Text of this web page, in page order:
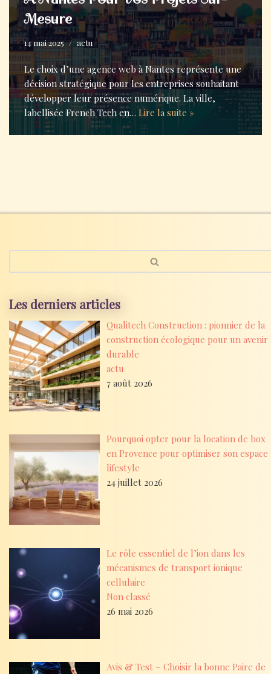
Mesure
14 mai 2025 actu
Le choix d’une agence web à Nantes représente une
décision stratégique pour les entreprises souhaitant
développer leur présence numérique. La ville,
labellisée French Tech en… Lire la suite »
Les derniers articles
Qualitech Construction : pionnier de la
construction écologique pour un avenir
durable
actu
7 août 2026
Pourquoi opter pour la location de box
en Provence pour optimiser son espace
lifestyle
24 juillet 2026
Le rôle essentiel de l’ion dans les
mécanismes de transport ionique
cellulaire
Non classé
26 mai 2026
Avis & Test – Choisir la bonne Paire de